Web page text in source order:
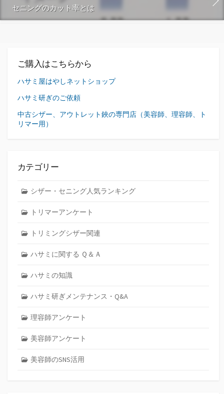
セニングのカット率とは
ご購入はこちらから
ハサミ屋はやしネットショップ
ハサミ研ぎのご依頼
中古シザー、アウトレット鋏の専門店（美容師、理容師、ト
リマー用）
カテゴリー
シザー・セニング人気ランキング
トリマーアンケート
トリミングシザー関連
ハサミに関する Ｑ＆Ａ
ハサミの知識
ハサミ研ぎメンテナンス・Q&A
理容師アンケート
美容師アンケート
美容師のSNS活用